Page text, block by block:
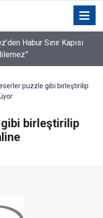
Habur Sınır Kapısı
puzzle gibi birleştirilip
birleştirilip